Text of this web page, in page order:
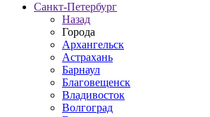
Санкт-Петербург
Назад
Города
Архангельск
Астрахань
Барнаул
Благовещенск
Владивосток
Волгоград